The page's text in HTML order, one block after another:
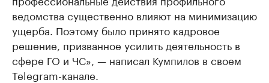
ведомства существенно влияют на минимизацию
ущерба. Поэтому было принято кадровое
решение, призванное усилить деятельность в
сфере ГО и ЧС», — написал Кумпилов в своем
Telegram-канале.